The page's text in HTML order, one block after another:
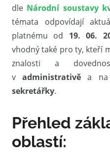
dle Národní soustavy
témata odpovídají
platnému od
19. 06.
vhodný také pro ty, kteří
znalosti a
vadministrativě a na
sekretářky.
Přehled
oblastí: